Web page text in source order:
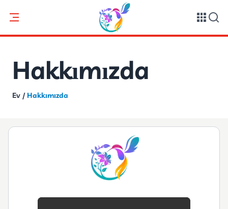
Hakkımızda
Ev / Hakkımızda